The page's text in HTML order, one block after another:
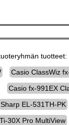
tuotteet:
Casio ClassWiz
Casio fx-991EX
Sharp EL-531TH-PK
Ti-30X Pro MultiView